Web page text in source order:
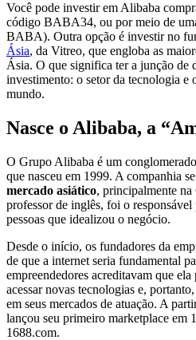
Você pode investir em Alibaba
código BABA34, ou por meio de
BABA). Outra opção é investir no
Ásia, da Vitreo, que engloba as
Ásia. O que significa ter a junção de
investimento: o setor da tecnologia e
mundo.
Nasce o Alibaba, a
O Grupo Alibaba é um
que nasceu em 1999. A companhia
mercado asiático, principalmente
professor de inglês, foi o
pessoas que idealizou o negócio.
Desde o início, os fundadores da
de que a internet seria fundamental
empreendedores acreditavam que
acessar novas tecnologias e,
em seus mercados de atuação. A
lançou seu primeiro marketplace em
1688.com.